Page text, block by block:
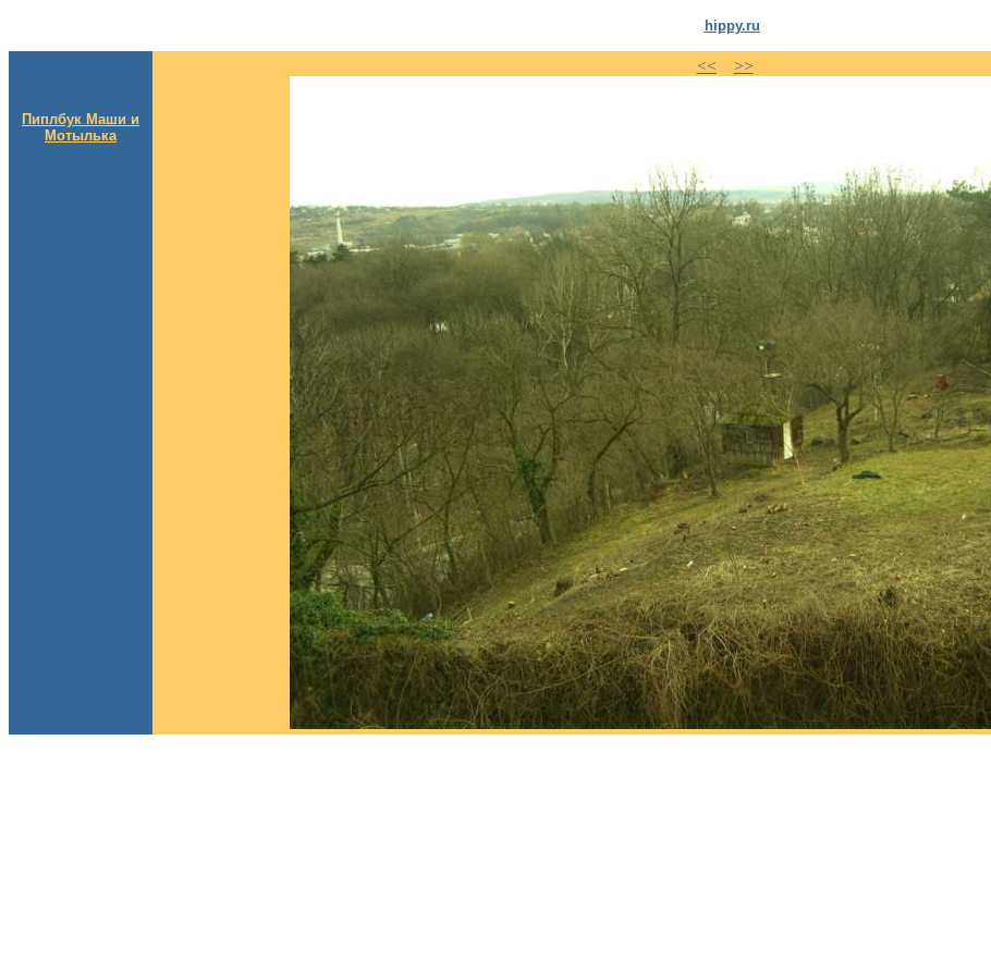
hippy.ru
Пиплбук Маши и
Мотылька
<< >>